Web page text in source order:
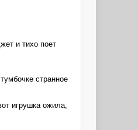
и тихо поет
странное
игрушка ожила,